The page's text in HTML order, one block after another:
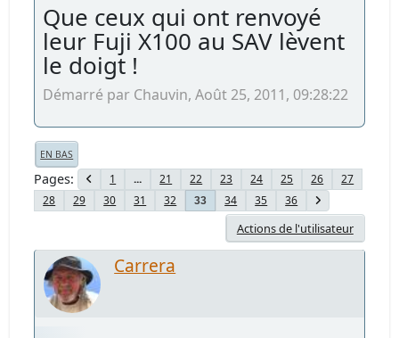
Que ceux qui ont renvoyé
leur Fuji X100 au SAV lèvent
le doigt !
Démarré par Chauvin, Août 25, 2011, 09:28:22
EN BAS
Pages 1 ... 21 22 23 24 25 26
27
28
29 30 31 32 33 34 35 36
Actions de l'utilisateur
Carrera